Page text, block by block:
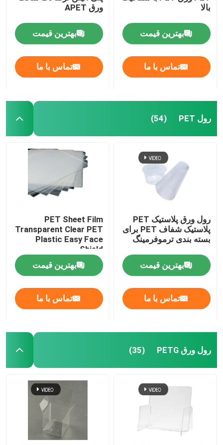
بالا
بهترین قیمت
تماس با ما
ورق APET
بهترین قیمت
تماس با ما
رول PET (54)
رول ورق پلاستیک PET
پلاستیک شفاف PET برای
بسته بندی ترموفرمینگ
بهترین قیمت
تماس با ما
PET Sheet Film
Transparent Clear PET
Plastic Easy Face
Shield
بهترین قیمت
تماس با ما
رول ورق PETG (35)